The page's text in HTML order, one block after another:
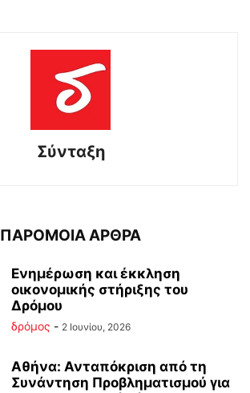
Σύνταξη
ΠΑΡΟΜΟΙΑ ΑΡΘΡΑ
Ενημέρωση και έκκληση
οικονομικής στήριξης του
Δρόμου
δρόμος - 2 Ιουνίου, 2026
Αθήνα: Ανταπόκριση από τη
Συνάντηση Προβληματισμού για